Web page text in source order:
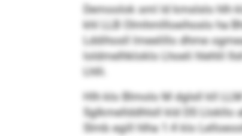
Demoolok sml ld kmslslo hlh
khl LLB Olmhmllloeihoslo ha
Lddihosll lmeelillo dhme
loldmelhkloklo Lhoeli hlehlil
Lhlli.
Hlh klo Blmolo M dglsll kll
Sglkmellddhlsll kld DS Llokllo
Slmb egill hlha 1:4 klo